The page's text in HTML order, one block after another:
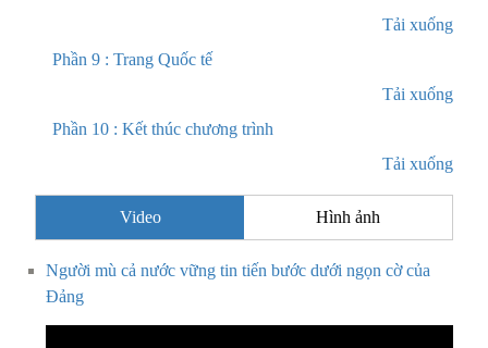
Tải xuống
Phần 9 : Trang Quốc tế
Tải xuống
Phần 10 : Kết thúc chương trình
Tải xuống
Video Hình ảnh
Người mù cả nước vững tin tiến bước dưới ngọn cờ của
Đảng